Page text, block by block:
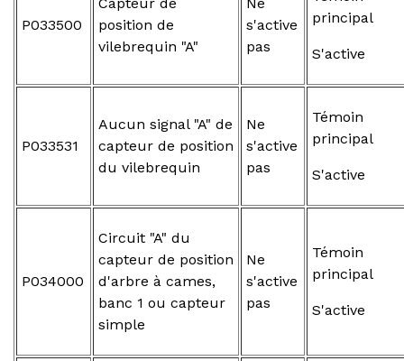
P033500
position de
vilebrequin "A"
s'active
pas
principal
S'active
P033531
Aucun signal "A" de
capteur de position
du vilebrequin
Ne
s'active
pas
Témoin
principal
S'active
P034000
Circuit "A" du
capteur de position
d'arbre à cames,
banc 1 ou capteur
simple
Ne
s'active
pas
Témoin
principal
S'active